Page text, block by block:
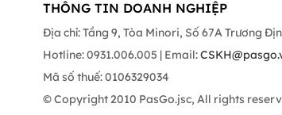
THÔNG TIN DOANH NGHIỆP
Địa chỉ: Tầng 9, Tòa Minori, Số 67A Trương
Hotline: 0931.006.005 | Email:
Mã số thuế: 0106329034
© Copyright 2010 PasGo.jsc, All rights